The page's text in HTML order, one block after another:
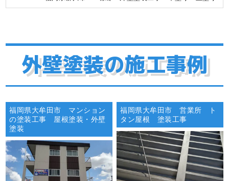
外壁塗装の施工事例
福岡県大牟田市 マンション
の塗装工事 屋根塗装・外壁
塗装
福岡県大牟田市 営業所 ト
タン屋根 塗装工事